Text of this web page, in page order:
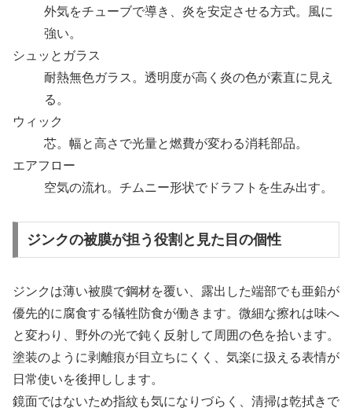
外気をチューブで導き、炎を安定させる方式。風に
強い。
シュッとガラス
耐熱無色ガラス。透明度が高く炎の色が素直に見え
る。
ウィック
芯。幅と高さで光量と燃費が変わる消耗部品。
エアフロー
空気の流れ。チムニー形状でドラフトを生み出す。
ジンクの被膜が担う役割と見た目の個性
ジンクは薄い被膜で鋼材を覆い、露出した端部でも亜鉛が
優先的に腐食する犠牲防食が働きます。微細な擦れは味へ
と変わり、野外の光で鈍く反射して周囲の色を拾います。
塗装のように剥離痕が目立ちにくく、気楽に扱える表情が
日常使いを後押しします。
鏡面ではないため指紋も気になりづらく、清掃は乾拭きで